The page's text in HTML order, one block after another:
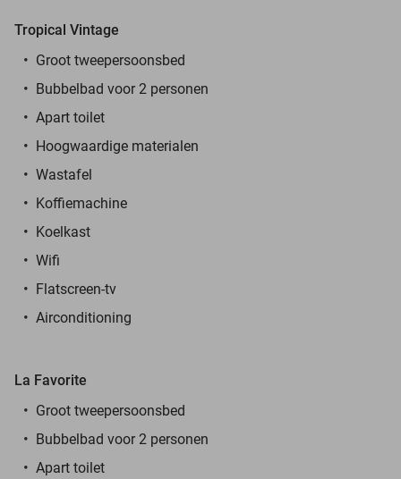
Tropical Vintage
Groot tweepersoonsbed
Bubbelbad voor 2 personen
Apart toilet
Hoogwaardige materialen
Wastafel
Koffiemachine
Koelkast
Wifi
Flatscreen-tv
Airconditioning
La Favorite
Groot tweepersoonsbed
Bubbelbad voor 2 personen
Apart toilet